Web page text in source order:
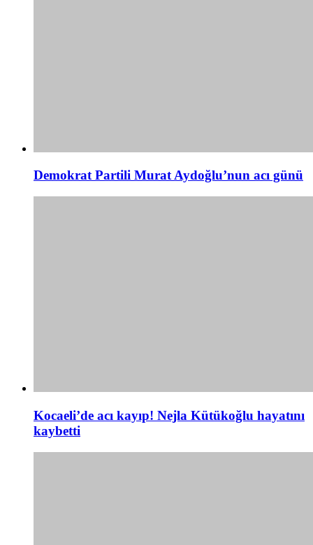
Demokrat Partili Murat Aydoğlu’nun acı günü
Kocaeli’de acı kayıp! Nejla Kütükoğlu hayatını
kaybetti